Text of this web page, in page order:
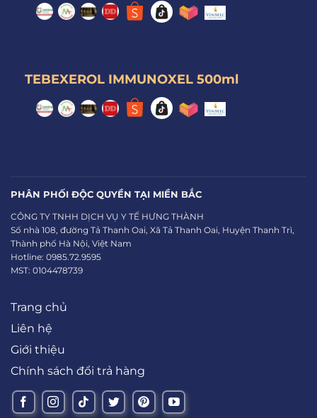
TEBEXEROL IMMUNOXEL 500ml
PHÂN PHỐI ĐỘC QUYỀN TẠI MIỀN BẮC
CÔNG TY TNHH DỊCH VỤ Y TẾ HƯNG THÀNH
Số nhà 108, đường Tả Thanh Oai, Xã Tả Thanh Oai, Huyện Thanh Trì,
Thành phố Hà Nội, Việt Nam
Hotline: 0985.72.9595
MST: 0104478739
Trang chủ
Liên hệ
Giới thiệu
Chính sách đổi trả hàng